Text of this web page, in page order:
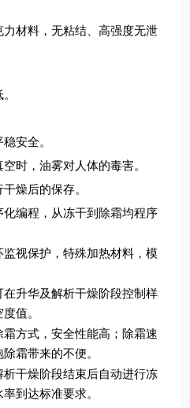
材料，无粘结、高强度无泄
噪音低。
安全。
时，油雾对人体的毒害。
燥后的保存。
编程，从冻干到除霜均程序
视保护，特殊加热材料，模
升华及解析干燥阶段控制样
值。
方式，安全性能高；除霜速
霜带来的不便。
干燥阶段结束后自动进行冻
到达标准要求。